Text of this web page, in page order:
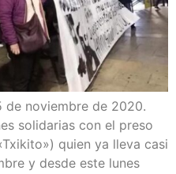
de noviem­bre de 2020.
soli­da­rias con el pre­so
quien ya lle­va casi
y des­de este lunes